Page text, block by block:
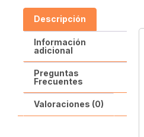
Descripción
Información
adicional
Preguntas
Frecuentes
Valoraciones (0)